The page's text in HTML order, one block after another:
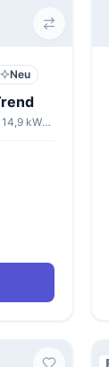
Neu
SUV · Elektro · 116 PS · Automatik · 14,9 kWh/100km